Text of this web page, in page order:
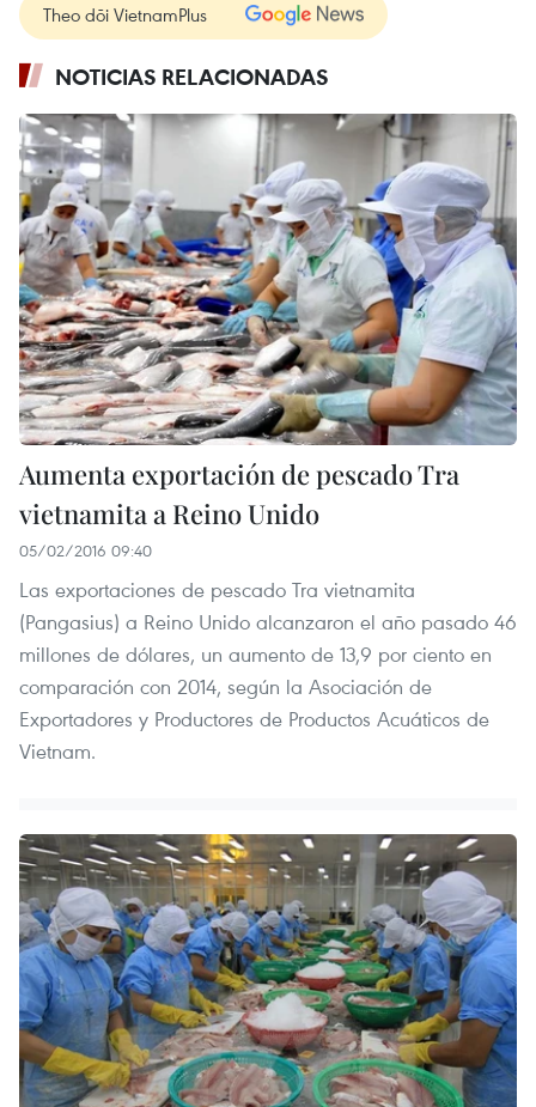
Theo dõi VietnamPlus
NOTICIAS RELACIONADAS
Aumenta exportación de pescado Tra
vietnamita a Reino Unido
05/02/2016 09:40
Las exportaciones de pescado Tra vietnamita
(Pangasius) a Reino Unido alcanzaron el año pasado 46
millones de dólares, un aumento de 13,9 por ciento en
comparación con 2014, según la Asociación de
Exportadores y Productores de Productos Acuáticos de
Vietnam.